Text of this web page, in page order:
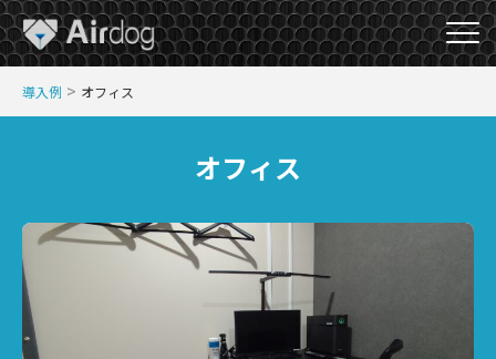
導入例 > オフィス
オフィス